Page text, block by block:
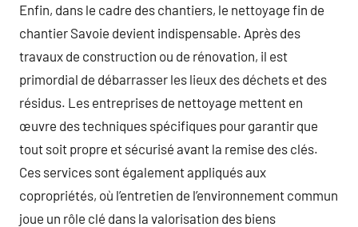
Enfin, dans le cadre des chantiers, le nettoyage fin de
chantier Savoie devient indispensable. Après des
travaux de construction ou de rénovation, il est
primordial de débarrasser les lieux des déchets et des
résidus. Les entreprises de nettoyage mettent en
œuvre des techniques spécifiques pour garantir que
tout soit propre et sécurisé avant la remise des clés.
Ces services sont également appliqués aux
copropriétés, où l’entretien de l’environnement commun
joue un rôle clé dans la valorisation des biens